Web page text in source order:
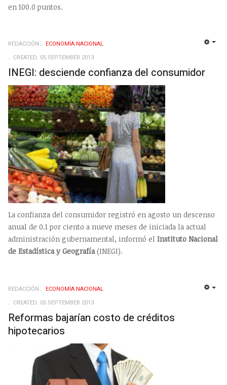
en 100.0 puntos.
REDACCIÓN
ECONOMÍ­A NACIONAL
CREATED: 05 SEPTEMBER 2013
INEGI: desciende confianza del consumidor
La confianza del consumidor registró en agosto un descenso
anual de 0.1 por ciento a nueve meses de iniciada la actual
administración gubernamental, informó el Instituto Nacional
de Estadística y Geografía(INEGI).
REDACCIÓN
ECONOMÍ­A NACIONAL
CREATED: 05 SEPTEMBER 2013
Reformas bajarían costo de créditos
hipotecarios